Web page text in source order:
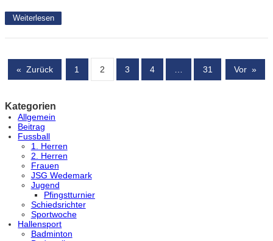
Weiterlesen
« Zurück 1 2 3 4 … 31 Vor »
Kategorien
Allgemein
Beitrag
Fussball
1. Herren
2. Herren
Frauen
JSG Wedemark
Jugend
Pfingstturnier
Schiedsrichter
Sportwoche
Hallensport
Badminton